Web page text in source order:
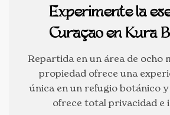
Experimente la
Curaçao en Kura
Repartida en un área de ocho
propiedad ofrece una
única en un refugio botánico
ofrece total privacidad e